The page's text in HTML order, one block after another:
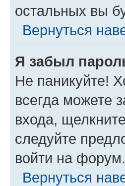
остальных вы
Вернуться
Я забыл
Не паникуйте!
всегда можете
входа,
следуйте
войти на форум.
Вернуться